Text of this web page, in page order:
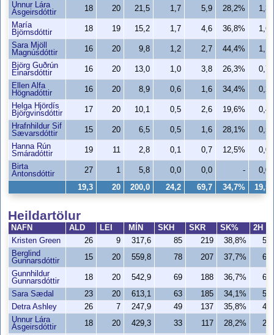
Heildartölur
NAFN ALD LEI MÍN SKH SKR SK%
2H
Kristen Green
26 9 317,6 85 219 38,8%
55
Berglind
Gunnarsdóttir
15 20 559,8 78 207 37,7%
69
Gunnhildur
Gunnarsdóttir
18 20 542,9 69 188 36,7%
61
Sara Sædal
23 20 613,1 63 185 34,1%
50
Detra Ashley
26 7 247,9 49 137 35,8%
43
Unnur Lára
Ásgeirsdóttir
18 20 429,3 33 117 28,2%
25
Unnur Lára
Ásgeirsdóttir
18 20 21,5 1,7 5,9 28,2%
1,3
María
Björnsdóttir
18 19 15,2 1,7 4,6 36,8%
1,6
Sara Mjöll
Magnúsdóttir
16 20 9,8 1,2 2,7 44,4%
1,1
Björg Guðrún
Einarsdóttir
16 20 13,0 1,0 3,8 26,3%
0,7
Ellen Alfa
Högnadóttir
16 20 8,9 0,6 1,6 34,4%
0,2
Helga Hjördís
Björgvinsdóttir
17 20 10,1 0,5 2,6 19,6%
0,4
Hrafnhildur Sif
Sævarsdóttir
15 20 6,5 0,5 1,6 28,1%
0,5
Hanna Rún
Smáradóttir
19 11 2,8 0,1 0,7 12,5%
0,0
Birta
Antonsdóttir
27 1 5,8 0,0 0,0 - 0,0
19,3 20 200,0 24,2 69,7 34,7% 19,5